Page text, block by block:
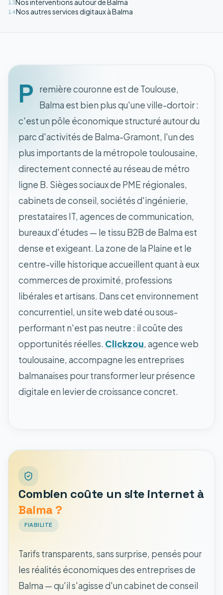
13Nos interventions autour de Balma
14Nos autres services digitaux à Balma
P
remière couronne est de Toulouse,
Balma est bien plus qu'une ville-dortoir :
c'est un pôle économique structuré autour du
parc d'activités de Balma-Gramont, l'un des
plus importants de la métropole toulousaine,
directement connecté au réseau de métro
ligne B. Sièges sociaux de PME régionales,
cabinets de conseil, sociétés d'ingénierie,
prestataires IT, agences de communication,
bureaux d'études — le tissu B2B de Balma est
dense et exigeant. La zone de la Plaine et le
centre-ville historique accueillent quant à eux
commerces de proximité, professions
libérales et artisans. Dans cet environnement
concurrentiel, un site web daté ou sous-
performant n'est pas neutre : il coûte des
opportunités réelles. Clickzou, agence web
toulousaine, accompagne les entreprises
balmanaises pour transformer leur présence
digitale en levier de croissance concret.
Combien coûte un site internet à
Balma ?
FIABILITE
Tarifs transparents, sans surprise, pensés pour
les réalités économiques des entreprises de
Balma — qu'il s'agisse d'un cabinet de conseil